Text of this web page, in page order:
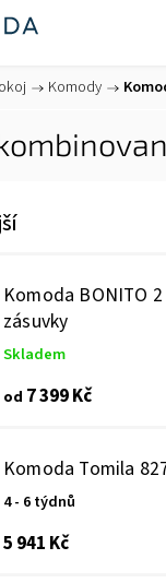
/ Komody /
Komoda BONITO
zásuvky
Skladem
od 7 399 Kč
Komoda Tomila
4 - 6 týdnů
5 941 Kč